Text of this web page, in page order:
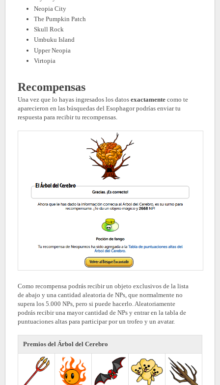
Neopia City
The Pumpkin Patch
Skull Rock
Umbuku Island
Upper Neopia
Virtopia
Recompensas
Una vez que lo hayas ingresados los datos exactamente como te
aparecieron en las búsquedas del Esophagor podrías enviar tu
respuesta para recibir tu recompensas.
Como recompensa podrás recibir un objeto exclusivos de la lista
de abajo y una cantidad aleatoria de NPs, que normalmente no
supera los 5.000 NPs, pero si puede hacerlo. Aleatoriamente
podrás recibir una mayor cantidad de NPs y entrar en la tabla de
puntuaciones altas para participar por un trofeo y un avatar.
Premios del Árbol del Cerebro